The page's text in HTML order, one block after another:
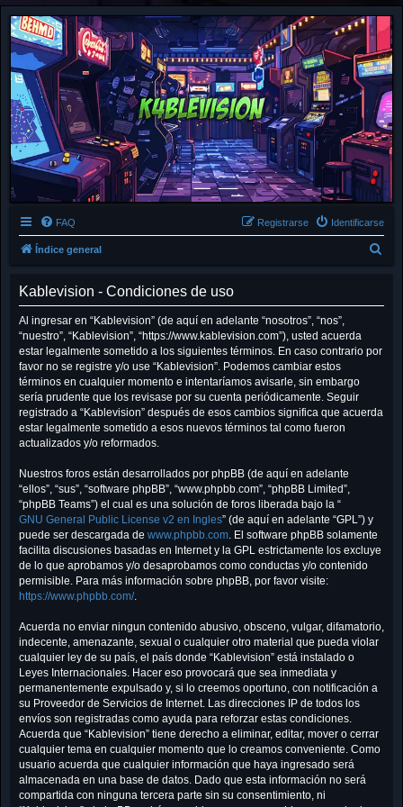
FAQ Identificarse
Registrarse
Índice general
Kablevision - Condiciones de uso
Al ingresar en “Kablevision” (de aquí en adelante “nosotros”, “nos”,
“nuestro”, “Kablevision”, “https://www.kablevision.com”), usted acuerda
estar legalmente sometido a los siguientes términos. En caso contrario por
favor no se registre y/o use “Kablevision”. Podemos cambiar estos
términos en cualquier momento e intentaríamos avisarle, sin embargo
sería prudente que los revisase por su cuenta periódicamente. Seguir
registrado a “Kablevision” después de esos cambios significa que acuerda
estar legalmente sometido a esos nuevos términos tal como fueron
actualizados y/o reformados.
Nuestros foros están desarrollados por phpBB (de aquí en adelante
“ellos”, “sus”, “software phpBB”, “www.phpbb.com”, “phpBB Limited”,
“phpBB Teams”) el cual es una solución de foros liberada bajo la “
GNU General Public License v2 en Ingles” (de aquí en adelante “GPL”) y
puede ser descargada de www.phpbb.com. El software phpBB solamente
facilita discusiones basadas en Internet y la GPL estrictamente los excluye
de lo que aprobamos y/o desaprobamos como conductas y/o contenido
permisible. Para más información sobre phpBB, por favor visite:
https://www.phpbb.com/.
Acuerda no enviar ningun contenido abusivo, obsceno, vulgar, difamatorio,
indecente, amenazante, sexual o cualquier otro material que pueda violar
cualquier ley de su país, el país donde “Kablevision” está instalado o
Leyes Internacionales. Hacer eso provocará que sea inmediata y
permanentemente expulsado y, si lo creemos oportuno, con notificación a
su Proveedor de Servicios de Internet. Las direcciones IP de todos los
envíos son registradas como ayuda para reforzar estas condiciones.
Acuerda que “Kablevision” tiene derecho a eliminar, editar, mover o cerrar
cualquier tema en cualquier momento que lo creamos conveniente. Como
usuario acuerda que cualquier información que haya ingresado será
almacenada en una base de datos. Dado que esta información no será
compartida con ninguna tercera parte sin su consentimiento, ni